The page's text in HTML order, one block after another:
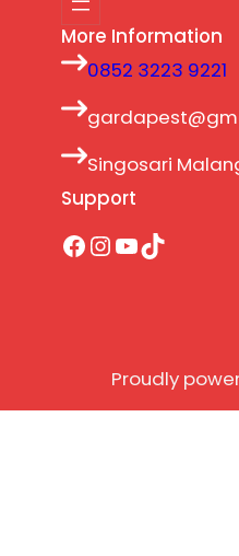
More Information
0852 3223 9221
Singosari
Support
Facebook InstagramYouTube TikTok
Proudly